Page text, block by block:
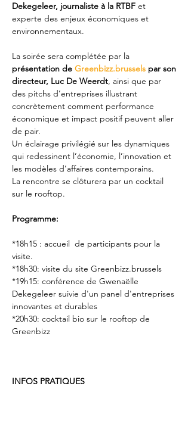
Dekegeleer, journaliste à la RTBF et
experte des enjeux économiques et
environnementaux.
La soirée sera complétée par la
présentation de Greenbizz.brussels par son
directeur, Luc De Weerdt, ainsi que par
des pitchs d’entreprises illustrant
concrètement comment performance
économique et impact positif peuvent aller
de pair.
Un éclairage privilégié sur les dynamiques
qui redessinent l’économie, l’innovation et
les modèles d’affaires contemporains.
La rencontre se clôturera par un cocktail
sur le rooftop.
Programme:
*18h15 : accueil  de participants pour la
visite.
*18h30: visite du site Greenbizz.brussels
*19h15: conférence de Gwenaëlle
Dekegeleer suivie d'un panel d'entreprises
innovantes et durables
*20h30: cocktail bio sur le rooftop de
Greenbizz
INFOS PRATIQUES